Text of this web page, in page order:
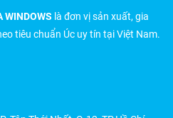
WINDOWS là đơn vị sản xuất, gia
tiêu chuẩn Úc uy tín tại Việt Nam.